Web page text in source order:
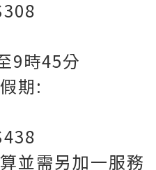
9時45分
期:
並需另加一服務